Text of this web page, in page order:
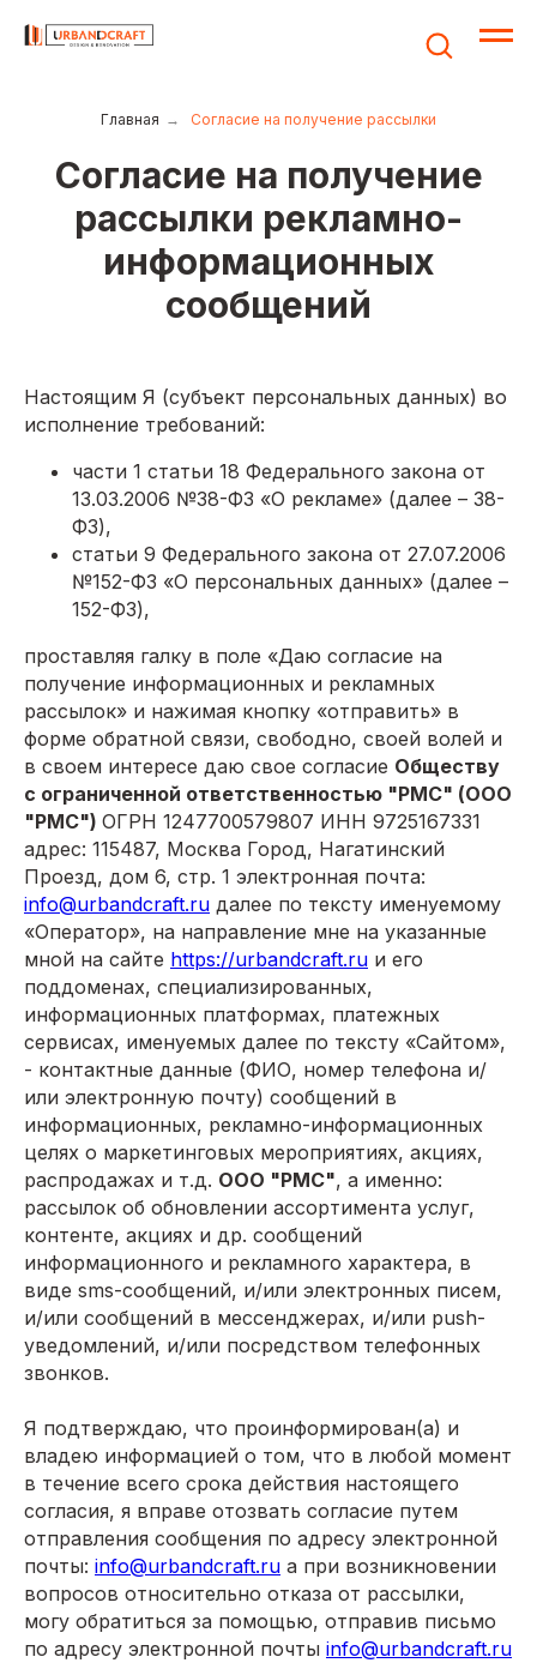
Главная → Согласие на получение рассылки
Согласие на получение
рассылки рекламно-
информационных
сообщений
Настоящим Я (субъект персональных данных) во
исполнение требований:
части 1 статьи 18 Федерального закона от
13.03.2006 №38-ФЗ «О рекламе» (далее – 38-
ФЗ),
статьи 9 Федерального закона от 27.07.2006
№152-ФЗ «О персональных данных» (далее –
152-ФЗ),
проставляя галку в поле «Даю согласие на
получение информационных и рекламных
рассылок» и нажимая кнопку «отправить» в
форме обратной связи, свободно, своей волей и
в своем интересе даю свое согласие Обществу
с ограниченной ответственностью "РМС" (ООО
"РМС") ОГРН 1247700579807 ИНН 9725167331
адрес: 115487, Москва Город, Нагатинский
Проезд, дом 6, стр. 1 электронная почта:
info@urbandcraft.ru далее по тексту именуемому
«Оператор», на направление мне на указанные
мной на сайте https://urbandcraft.ru и его
поддоменах, специализированных,
информационных платформах, платежных
сервисах, именуемых далее по тексту «Сайтом»,
- контактные данные (ФИО, номер телефона и/
или электронную почту) сообщений в
информационных, рекламно-информационных
целях о маркетинговых мероприятиях, акциях,
распродажах и т.д. ООО "РМС", а именно:
рассылок об обновлении ассортимента услуг,
контенте, акциях и др. сообщений
информационного и рекламного характера, в
виде sms-сообщений, и/или электронных писем,
и/или сообщений в мессенджерах, и/или push-
уведомлений, и/или посредством телефонных
звонков.
Я подтверждаю, что проинформирован(а) и
владею информацией о том, что в любой момент
в течение всего срока действия настоящего
согласия, я вправе отозвать согласие путем
отправления сообщения по адресу электронной
почты: info@urbandcraft.ru а при возникновении
вопросов относительно отказа от рассылки,
могу обратиться за помощью, отправив письмо
по адресу электронной почты info@urbandcraft.ru